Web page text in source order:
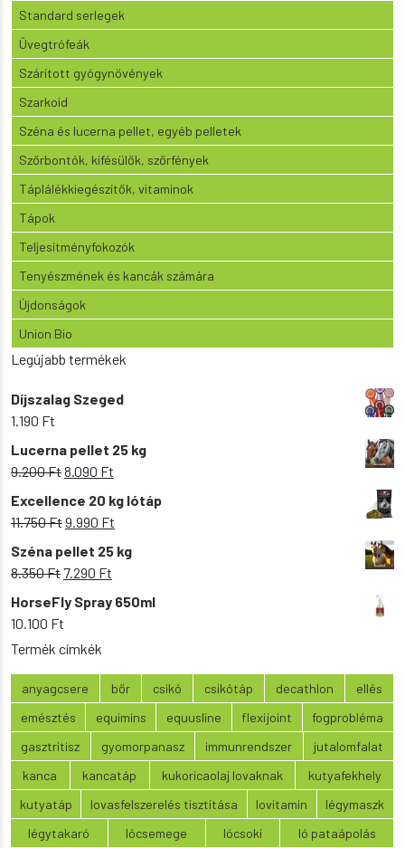
Standard serlegek
Üvegtrófeák
Szárított gyógynövények
Szarkoid
Széna és lucerna pellet, egyéb pelletek
Szőrbontók, kifésülők, szőrfények
Táplálékkiegészítők, vitaminok
Tápok
Teljesítményfokozók
Tenyészmének és kancák számára
Újdonságok
Union Bio
Legújabb termékek
Díjszalag Szeged
1.190 Ft
Lucerna pellet 25 kg
9.200FtOriginal
price
was:
8.090 Ft
price
is:
Excellence 20 kg lótáp
11.750FtOriginal
price
was:
9.990 Ft
price
is:
Széna pellet 25 kg
8.350Ft Original
price
was:
7.290 Ft
price
HorseFly Spray 650ml
10.100 Ft
Termék címkék
anyagcsere bőr csikó csikótáp decathlon
ellés
emésztés
equimins equusline flexijoint
fogprobléma
gasztritisz
gyomorpanasz immunrendszer
jutalomfalat
kanca
kancatáp kukoricaolaj lovaknak
kutyafekhely
kutyatáp
lovasfelszerelés tisztítása lovitamin
légymaszk
légytakaró
lócsemege lócsoki
ló pataápolás